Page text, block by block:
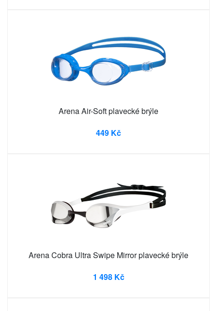
Arena Air-Soft plavecké brýle
449 Kč
Arena Cobra Ultra Swipe Mirror plavecké brýle
1 498 Kč